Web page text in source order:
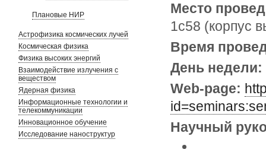
Плановые НИР
Астрофизика космических лучей
Космическая физика
Физика высоких энергий
Взаимодействие излучения с
веществом
Ядерная физика
Информационные технологии и
телекоммуникации
Инновационное обучение
Исследование наноструктур
Место
1с58 (корпус
Время
День недели:
Web-page:
Научный